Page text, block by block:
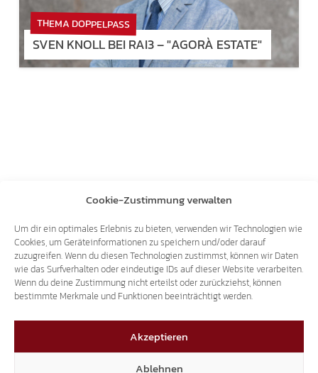
Cookie-Zustimmung verwalten
Um dir ein optimales Erlebnis zu bieten, verwenden wir Technologien wie
Cookies, um Geräteinformationen zu speichern und/oder darauf
zuzugreifen. Wenn du diesen Technologien zustimmst, können wir Daten
wie das Surfverhalten oder eindeutige IDs auf dieser Website verarbeiten.
Wenn du deine Zustimmung nicht erteilst oder zurückziehst, können
bestimmte Merkmale und Funktionen beeinträchtigt werden.
Akzeptieren
Ablehnen
THEMA DOPPELPASS
SVEN KNOLL BEI RAI3 – "AGORÀ ESTATE"